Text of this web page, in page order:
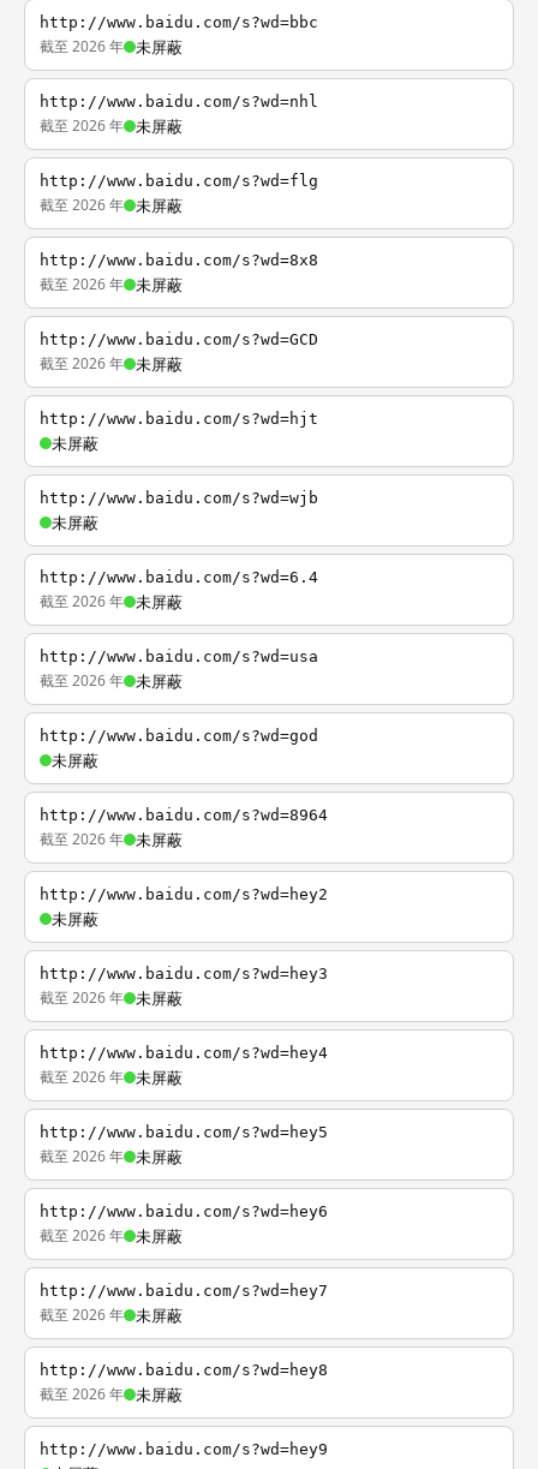
http://www.baidu.com/s?wd=bbc
截至 2026 年 未屏蔽
http://www.baidu.com/s?wd=nhl
截至 2026 年 未屏蔽
http://www.baidu.com/s?wd=flg
截至 2026 年 未屏蔽
http://www.baidu.com/s?wd=8x8
截至 2026 年 未屏蔽
http://www.baidu.com/s?wd=GCD
截至 2026 年 未屏蔽
http://www.baidu.com/s?wd=hjt
未屏蔽
http://www.baidu.com/s?wd=wjb
未屏蔽
http://www.baidu.com/s?wd=6.4
截至 2026 年 未屏蔽
http://www.baidu.com/s?wd=usa
截至 2026 年 未屏蔽
http://www.baidu.com/s?wd=god
未屏蔽
http://www.baidu.com/s?wd=8964
截至 2026 年 未屏蔽
http://www.baidu.com/s?wd=hey2
未屏蔽
http://www.baidu.com/s?wd=hey3
截至 2026 年 未屏蔽
http://www.baidu.com/s?wd=hey4
截至 2026 年 未屏蔽
http://www.baidu.com/s?wd=hey5
截至 2026 年 未屏蔽
http://www.baidu.com/s?wd=hey6
截至 2026 年 未屏蔽
http://www.baidu.com/s?wd=hey7
截至 2026 年 未屏蔽
http://www.baidu.com/s?wd=hey8
截至 2026 年 未屏蔽
http://www.baidu.com/s?wd=hey9